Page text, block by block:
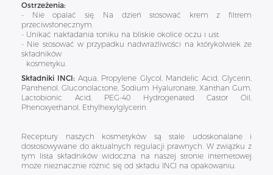
Ostrzeżenia:
- Nie opalać się. Na dzień stosować krem z filtrem
przeciwsłonecznym.
- Unikać nakładania toniku na bliskie okolice oczu i ust.
- Nie stosować w przypadku nadwrażliwości na którykolwiek ze
składników
kosmetyku.
Składniki INCI:Aqua, Propylene Glycol, Mandelic Acid, Glycerin,
Panthenol, Gluconolactone, Sodium Hyaluronate, Xanthan Gum,
Lactobionic Acid, PEG-40 Hydrogenated Castor Oil,
Phenoxyethanol, Ethylhexylglycerin.
Receptury naszych kosmetyków są stale udoskonalane i
dostosowywane do aktualnych regulacji prawnych. W związku z
tym lista składników widoczna na naszej stronie internetowej
może nieznacznie różnić się od składu INCI na opakowaniu.